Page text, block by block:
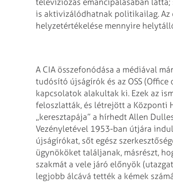
is aktivizálódhatnak politikailag. Az
helyzetértékelése mennyire
A CIA összefonódása a médiával
tudósító újságírók és az OSS
kapcsolatok alakultak ki. Ezek az
feloszlatták, és létrejött a Központi
„keresztapája” a hírhedt Allen
Vezényletével 1953-ban útjára
újságírókat, sőt egész
ügynököket találjanak, másrészt,
szakmát a vele járó előnyök
legjobb álcává tették a kémek